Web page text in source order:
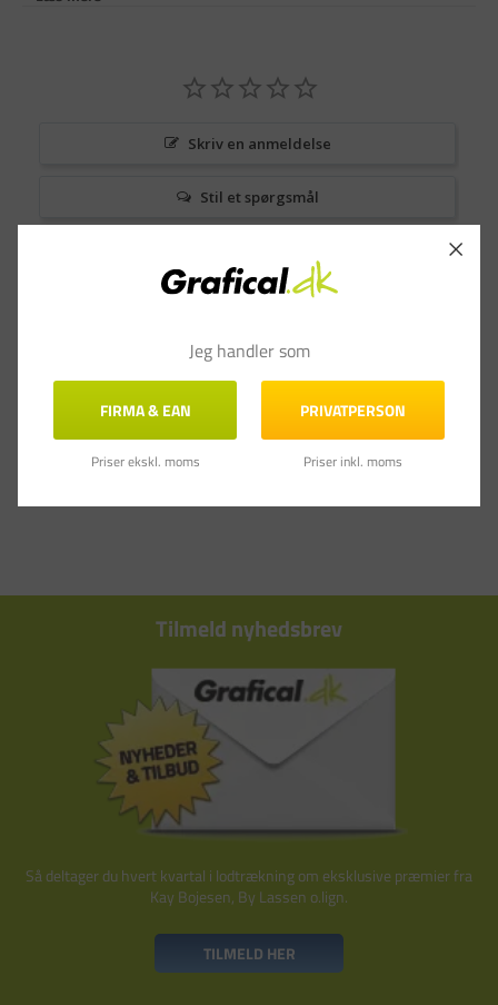
Skriv en anmeldelse
Stil et spørgsmål
Tilmeld nyhedsbrev
Så deltager du hvert kvartal i lodtrækning om eksklusive præmier fra
Kay Bojesen, By Lassen o.lign.
TILMELD HER
Jeg handler som
FIRMA & EAN
Priser ekskl. moms
PRIVATPERSON
Priser inkl. moms